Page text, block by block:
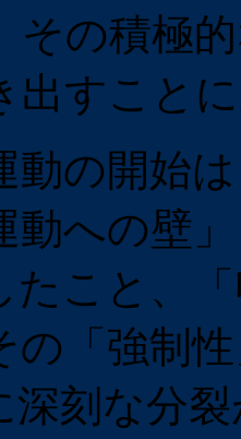
その積極
出すこと
の開始
動への壁
たこと、
の「強制
深刻な分